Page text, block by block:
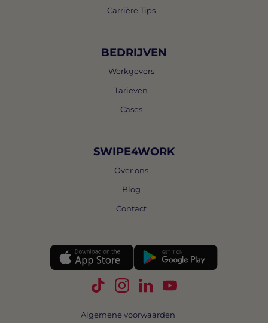
Carrière Tips
BEDRIJVEN
Werkgevers
Tarieven
Cases
SWIPE4WORK
Over ons
Blog
Contact
Volg Swipe4Work op TikTok
Volg Swipe4Work op
Volg Swipe4Work op
Volg Swipe4Work
Algemene voorwaarden